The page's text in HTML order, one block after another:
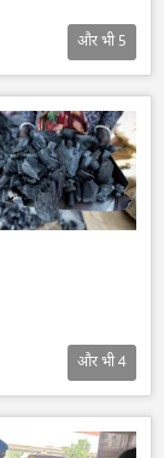
और भी5
और भी4